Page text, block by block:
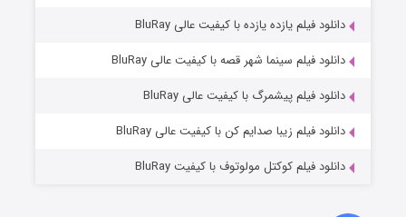
دانلود فیلم یازده یازده با کیفیت عالی BluRay
دانلود فیلم سینما شهر قصه با کیفیت عالی BluRay
دانلود فیلم پیشمرگ با کیفیت عالی BluRay
دانلود فیلم زیبا صدایم کن با کیفیت عالی BluRay
دانلود فیلم کوکتل مولوتوف با کیفیت BluRay